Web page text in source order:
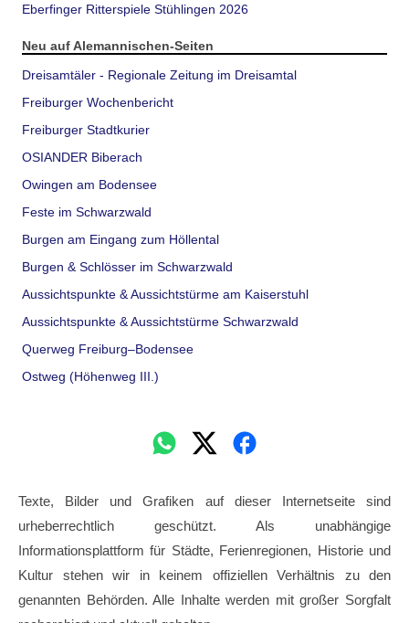
Eberfinger Ritterspiele Stühlingen 2026
Neu auf Alemannischen-Seiten
Dreisamtäler - Regionale Zeitung im Dreisamtal
Freiburger Wochenbericht
Freiburger Stadtkurier
OSIANDER Biberach
Owingen am Bodensee
Feste im Schwarzwald
Burgen am Eingang zum Höllental
Burgen & Schlösser im Schwarzwald
Aussichtspunkte & Aussichtstürme am Kaiserstuhl
Aussichtspunkte & Aussichtstürme Schwarzwald
Querweg Freiburg–Bodensee
Ostweg (Höhenweg III.)
Texte, Bilder und Grafiken auf dieser Internetseite sind
urheberrechtlich geschützt. Als unabhängige
Informationsplattform für Städte, Ferienregionen, Historie und
Kultur stehen wir in keinem offiziellen Verhältnis zu den
genannten Behörden. Alle Inhalte werden mit großer Sorgfalt